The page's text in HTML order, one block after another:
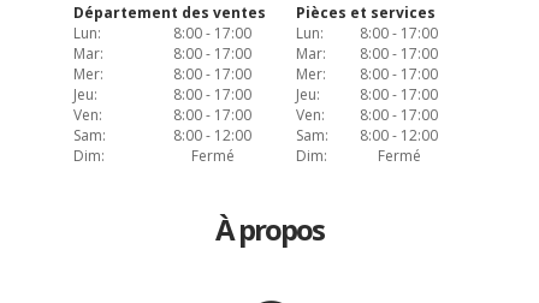
Département des ventes
Lun:
8:00 - 17:00
Mar:
8:00 - 17:00
Mer:
8:00 - 17:00
Jeu:
8:00 - 17:00
Ven:
8:00 - 17:00
Sam:
8:00 - 12:00
Dim:
Fermé
Pièces et services
Lun:
8:00 - 17:00
Mar:
8:00 - 17:00
Mer:
8:00 - 17:00
Jeu:
8:00 - 17:00
Ven:
8:00 - 17:00
Sam:
8:00 - 12:00
Dim:
Fermé
À propos